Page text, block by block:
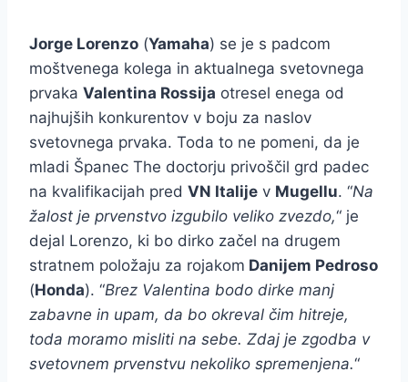
Jorge Lorenzo (Yamaha) se je s padcom
moštvenega kolega in aktualnega svetovnega
prvaka Valentina Rossija otresel enega od
najhujših konkurentov v boju za naslov
svetovnega prvaka. Toda to ne pomeni, da je
mladi Španec The doctorju privoščil grd padec
na kvalifikacijah pred VN Italije v Mugellu. “Na
žalost je prvenstvo izgubilo veliko zvezdo,“ je
dejal Lorenzo, ki bo dirko začel na drugem
stratnem položaju za rojakom Danijem Pedroso
(Honda). “Brez Valentina bodo dirke manj
zabavne in upam, da bo okreval čim hitreje,
toda moramo misliti na sebe. Zdaj je zgodba v
svetovnem prvenstvu nekoliko spremenjena.“